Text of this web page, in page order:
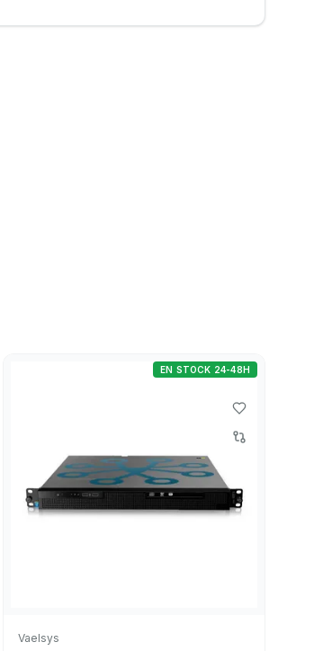
Vaelsys
EN STOCK 24-48H